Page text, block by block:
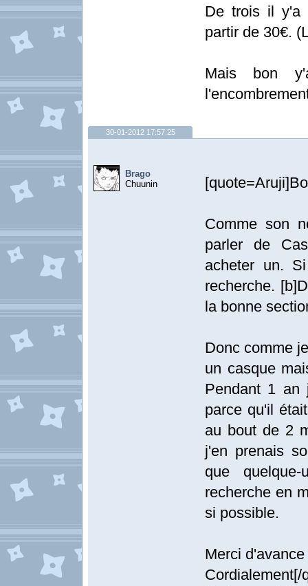
De trois il y'a
partir de 30€.
Mais bon
30-01-2012 17:57:25
Brago
Chuunin
Comme son
parler de
acheter un.
recherche.
la bonne
Donc comme
un casque
Pendant 1 an
parce qu'il
au bout de 2
j'en prenais
que
recherche en
si possible.
Merci d'avance
Cordialement[/